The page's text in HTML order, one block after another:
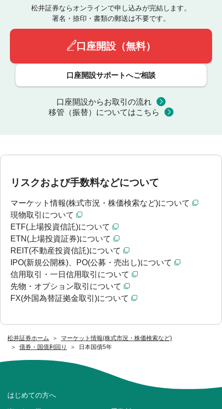
松井証券ホーム
マーケット情報(株式市況・株価検索など)
債券・国債利回り
日本国債5年
松井証券ならオンラインで申し込みが完結します。
署名・捺印・書類の郵送は不要です。
口座開設（無料）
口座開設サポートへご相談
口座開設からお取引の流れ
移管（振替）についてはこちら
リスクおよび手数料などについて
マーケット情報(株式市況・株価検索など)について
現物取引について
ETF(上場投資信託)について
ETN(上場投資証券)について
REIT(不動産投資信託)について
IPO(新規公開株)、PO(公募・売出し)について
信用取引・一日信用取引について
先物・オプション取引について
FX(外国為替証拠金取引)について
はじめての方へ